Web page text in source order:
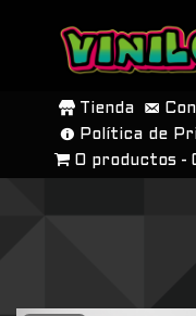
SALTAR
CONTENIDO
Tienda
Política de
0 productos